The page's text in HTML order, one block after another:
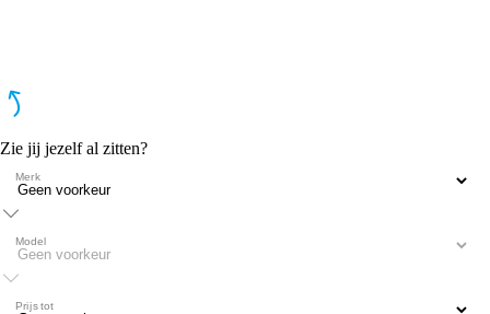
Zie jij jezelf al zitten?
Merk
Model
Prijs tot